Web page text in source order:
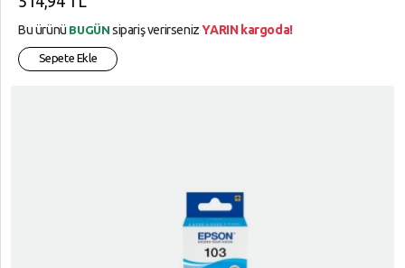
Bu ürünü BUGÜN sipariş verirsenizYARIN kargoda!
Sepete Ekle